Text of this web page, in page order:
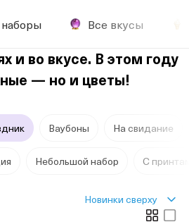
Все вкусы
и во вкусе. В этом году
— но и цветы!
Ваубоны На свидание
Небольшой набор С
Новинки сверху